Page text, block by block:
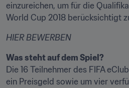
einzureichen, um für die
World Cup 2018 berücksichtigt
HIER BEWERBEN
Was steht auf dem Spiel?
Die 16 Teilnehmer des FIFA
ein Preisgeld sowie um vier